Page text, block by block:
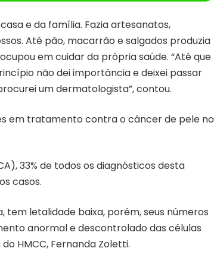
e da família. Fazia artesanatos,
Até pão, macarrão e salgados produzia
em cuidar da própria saúde. “Até que
não dei importância e deixei passar
um dermatologista”, contou.
em tratamento contra o câncer de pele no
33% de todos os diagnósticos desta
casos.
letalidade baixa, porém, seus números
anormal e descontrolado das células
HMCC, Fernanda Zoletti.